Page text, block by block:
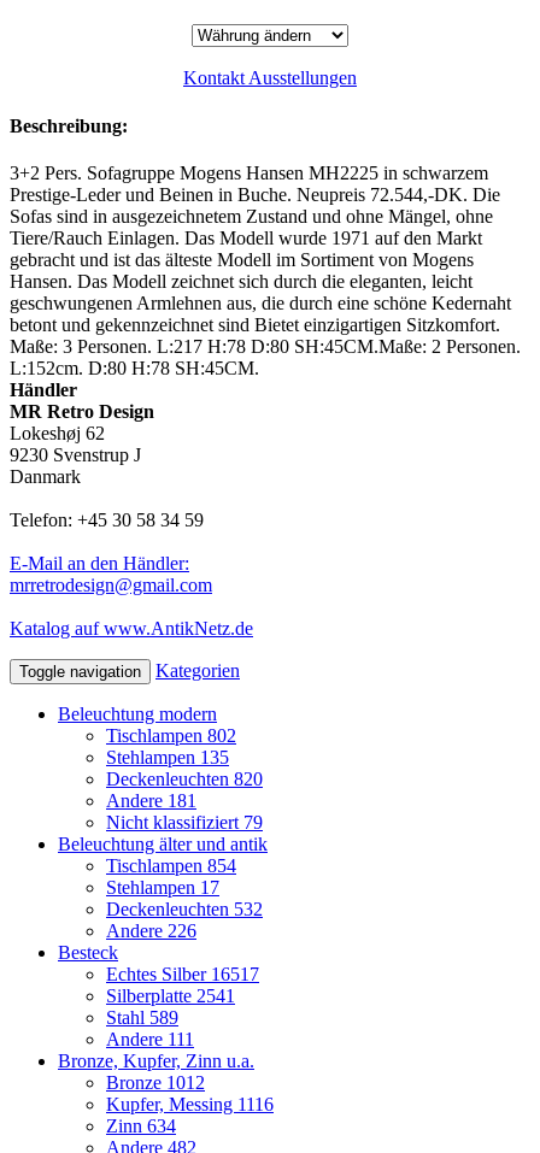
Kontakt Ausstellungen
Beschreibung:
3+2 Pers. Sofagruppe Mogens Hansen MH2225 in schwarzem
Prestige-Leder und Beinen in Buche. Neupreis 72.544,-DK. Die
Sofas sind in ausgezeichnetem Zustand und ohne Mängel, ohne
Tiere/Rauch Einlagen. Das Modell wurde 1971 auf den Markt
gebracht und ist das älteste Modell im Sortiment von Mogens
Hansen. Das Modell zeichnet sich durch die eleganten, leicht
geschwungenen Armlehnen aus, die durch eine schöne Kedernaht
betont und gekennzeichnet sind Bietet einzigartigen Sitzkomfort.
Maße: 3 Personen. L:217 H:78 D:80 SH:45CM.Maße: 2 Personen.
L:152cm. D:80 H:78 SH:45CM.
Händler
MR Retro Design
Lokeshøj 62
9230 Svenstrup J
Danmark
Telefon: +45 30 58 34 59
E-Mail an den Händler:
mrretrodesign@gmail.com
Katalog auf www.AntikNetz.de
Toggle navigation Kategorien
Beleuchtung modern
Tischlampen 802
Stehlampen 135
Deckenleuchten 820
Andere 181
Nicht klassifiziert 79
Beleuchtung älter und antik
Tischlampen 854
Stehlampen 17
Deckenleuchten 532
Andere 226
Besteck
Echtes Silber 16517
Silberplatte 2541
Stahl 589
Andere 111
Bronze, Kupfer, Zinn u.a.
Bronze 1012
Kupfer, Messing 1116
Zinn 634
Andere 482